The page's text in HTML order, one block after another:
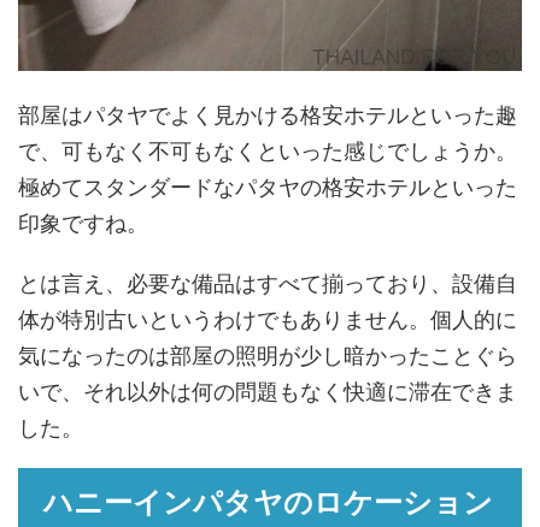
部屋はパタヤでよく見かける格安ホテルといった趣
で、可もなく不可もなくといった感じでしょうか。
極めてスタンダードなパタヤの格安ホテルといった
印象ですね。
とは言え、必要な備品はすべて揃っており、設備自
体が特別古いというわけでもありません。個人的に
気になったのは部屋の照明が少し暗かったことぐら
いで、それ以外は何の問題もなく快適に滞在できま
した。
ハニーインパタヤのロケーション